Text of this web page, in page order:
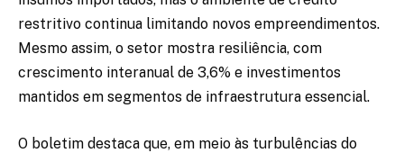
restritivo continua limitando novos empreendimentos.
Mesmo assim, o setor mostra resiliência, com
crescimento interanual de 3,6% e investimentos
mantidos em segmentos de infraestrutura essencial.
O boletim destaca que, em meio às turbulências do